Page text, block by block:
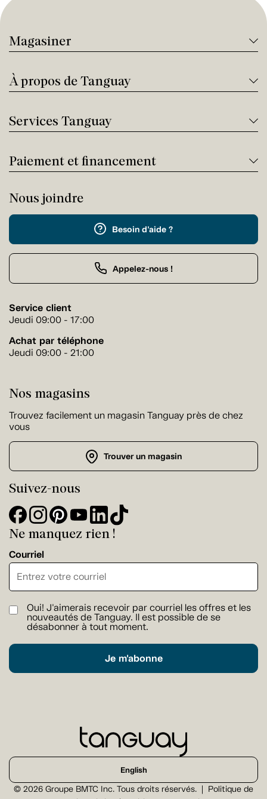
Magasiner
À propos de Tanguay
Services Tanguay
Paiement et financement
Nous joindre
Besoin d'aide ?
Appelez-nous !
Service client
Jeudi 09:00 - 17:00
Achat par téléphone
Jeudi 09:00 - 21:00
Nos magasins
Trouvez facilement un magasin Tanguay près de chez
vous
Trouver un magasin
Suivez-nous
Ne manquez rien !
Courriel
Oui! J'aimerais recevoir par courriel les offres et les
nouveautés de Tanguay. Il est possible de se
désabonner à tout moment.
Je m'abonne
© 2026 Groupe BMTC Inc. Tous droits réservés.
Politique de
English